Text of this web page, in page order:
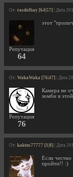
От: rasdolbay [64|57] | Дата
Репутация
64
этот
От: WakaWaka [76|47] | Дата
Репутация
76
Камера не
зомби в
От: kaktus77777 [1|8] | Дата
Если
пройти!! :)